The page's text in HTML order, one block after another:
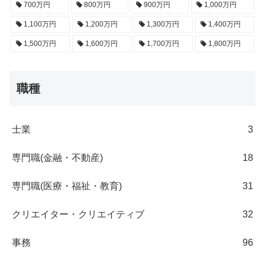
700万円 800万円 900万円 1,000万円
1,100万円 1,200万円 1,300万円 1,400万円
1,500万円 1,600万円 1,700万円 1,800万円
職種
士業 3
専門職(金融・不動産) 18
専門職(医療・福祉・教育) 31
クリエイター・クリエイティブ 32
事務 96